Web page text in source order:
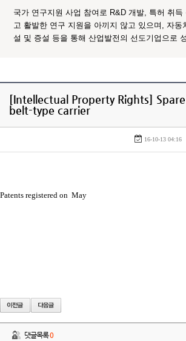
국가 연구지원 사업 참여로 R&D 개발, 특허 취득
고 활발한 연구 지원을 아끼지 않고 있으며, 자동
설 및 증설 등을 통해 산업발전의 선도기업으로
[Intellectual Property Rights]
belt-type carrier
16-10-13 04:16
Patents registered on May
댓글목록0